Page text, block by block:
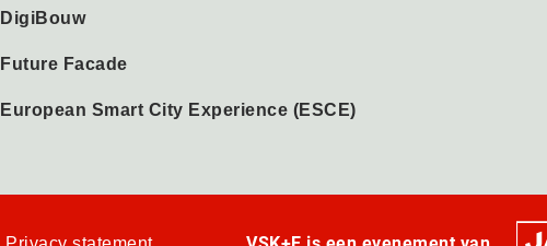
DigiBouw
Future Facade
European Smart City Experience (ESCE)